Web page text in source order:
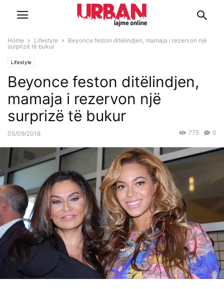
Home Lifestyle
Beyonce feston ditëlindjen, mamaja i rezervon një
surprizë të bukur
Lifestyle
Beyonce feston ditëlindjen,
mamaja i rezervon një
surprizë të bukur
05/09/2018 0
775